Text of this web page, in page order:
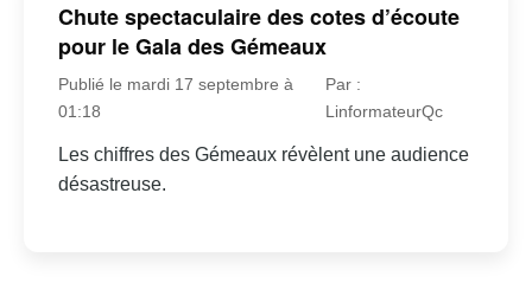
Chute spectaculaire des cotes d’écoute
pour le Gala des Gémeaux
Publié le mardi 17 septembre à
01:18
Par :
LinformateurQc
Les chiffres des Gémeaux révèlent une audience
désastreuse.